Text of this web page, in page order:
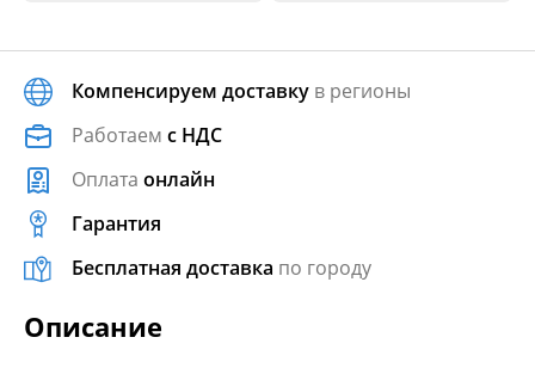
Компенсируем доставку в регионы
Работаем с НДС
Оплата онлайн
Гарантия
Бесплатная доставка по городу
Описание